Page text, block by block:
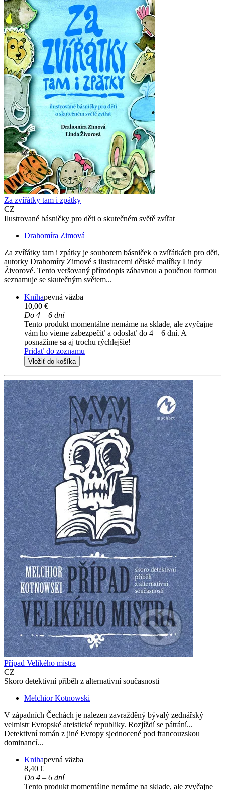
Za zvířátky tam i zpátky
CZ
Ilustrované básničky pro děti o skutečném světě zvířat
Drahomíra Zimová
Za zvířátky tam i zpátky je souborem básniček o zvířátkách pro děti,
autorky Drahomíry Zimové s ilustracemi dětské malířky Lindy
Živorové. Tento veršovaný přírodopis zábavnou a poučnou formou
seznamuje se skutečným světem...
Knihapevná väzba
10,00 €
Do 4 – 6 dní
Tento produkt momentálne nemáme na sklade, ale zvyčajne
vám ho vieme zabezpečiť a odoslať do 4 – 6 dní. A
posnažíme sa aj trochu rýchlejšie!
Pridať do zoznamu
Vložiť do košíka
Případ Velikého mistra
CZ
Skoro detektivní příběh z alternativní současnosti
Melchior Kotnowski
V západních Čechách je nalezen zavražděný bývalý zednářský
velmistr Evropské ateistické republiky. Rozjíždí se pátrání...
Detektivní román z jiné Evropy sjednocené pod francouzskou
dominancí...
Knihapevná väzba
8,40 €
Do 4 – 6 dní
Tento produkt momentálne nemáme na sklade, ale zvyčajne